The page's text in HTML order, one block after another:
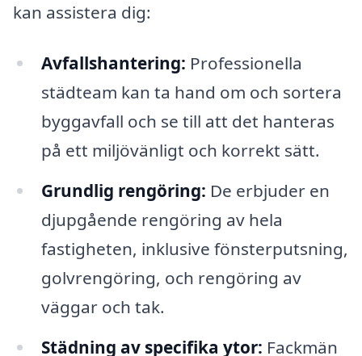
kan assistera dig:
Avfallshantering: Professionella
städteam kan ta hand om och sortera
byggavfall och se till att det hanteras
på ett miljövänligt och korrekt sätt.
Grundlig rengöring: De erbjuder en
djupgående rengöring av hela
fastigheten, inklusive fönsterputsning,
golvrengöring, och rengöring av
väggar och tak.
Städning av specifika ytor: Fackmän